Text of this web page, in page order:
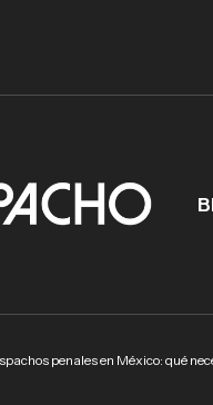
penales en México: qué